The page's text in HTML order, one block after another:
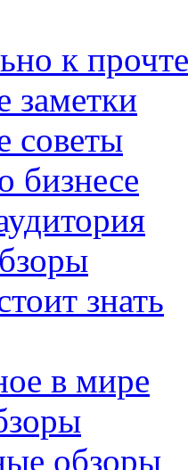
к
заметки
советы
бизнесе
знать
в мире
обзоры